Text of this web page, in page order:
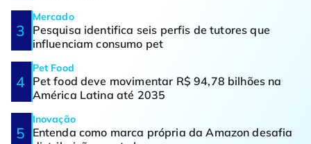
Mercado
Pesquisa identifica seis perfis de tutores que
influenciam consumo pet
Pet Food
Pet food deve movimentar R$ 94,78 bilhões na
América Latina até 2035
Inovação
Entenda como marca própria da Amazon desafia